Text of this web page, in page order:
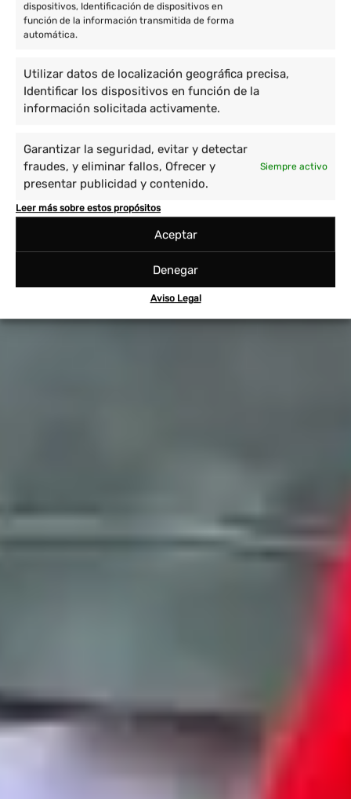
dispositivos, Identificación de dispositivos en
función de la información transmitida de forma
automática.
Utilizar datos de localización geográfica precisa,
Identificar los dispositivos en función de la
información solicitada activamente.
Garantizar la seguridad, evitar y detectar
fraudes, y eliminar fallos, Ofrecer y
presentar publicidad y contenido.
Siempre activo
Leer más sobre estos propósitos
Aceptar
Denegar
Aviso Legal